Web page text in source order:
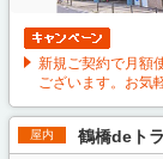
新規ご契約で月額
ございます。お気
屋内 鶴橋deト